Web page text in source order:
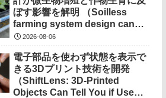
ぼす影響を解明 （Soilless
farming system design can
determine microbial growth,
2026-08-06
電子部品を使わず状態を表示で
きる3Dプリント技術を開発
（ShiftLens: 3D-Printed
Objects Can Tell You if Used